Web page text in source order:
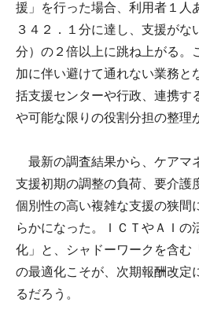
援」を行った場合、利用者１人
３４２．１分に達し、支援がな
分）の２倍以上に跳ね上がる。
加に伴い避けて通れない業務と
括支援センターや行政、連携す
や可能な限りの役割分担の整理
最新の調査結果から、ケアマ
支援初期の調整の負荷、要介護
個別性の高い複雑な支援の狭間
らかになった。ＩＣＴやＡＩの
化」と、シャドーワークを含む
の最適化こそが、次期報酬改定
るだろう。